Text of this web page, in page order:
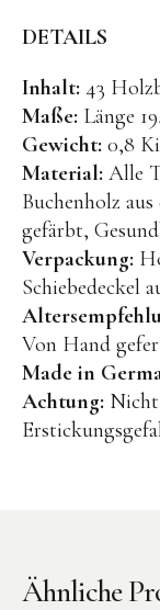
DETAILS
Inhalt: 43
Maße: Länge
Gewicht: 0,8
Material: Alle
Buchenholz
gefärbt,
Verpackung:
Schiebedeckel
Von Hand
Made in
Achtung: Nicht
Ähnliche